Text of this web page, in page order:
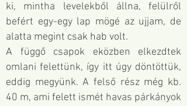
ki, mintha levelekből állna, felülről
befért egy-egy lap mögé az ujjam, de
alatta megint csak hab volt.
A függő csapok eközben elkezdtek
omlani felettünk, így itt úgy döntöttük,
eddig megyünk. A felső rész még kb.
40 m, ami felett ismét havas párkányok